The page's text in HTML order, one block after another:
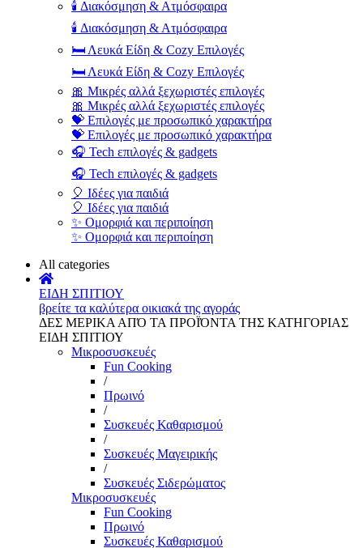
🕯️ Διακόσμηση & Ατμόσφαιρα
🕯️ Διακόσμηση & Ατμόσφαιρα
🛏️ Λευκά Είδη & Cozy Επιλογές
🛏️ Λευκά Είδη & Cozy Επιλογές
🎀 Μικρές αλλά ξεχωριστές επιλογές
🎀 Μικρές αλλά ξεχωριστές επιλογές
💝 Επιλογές με προσωπικό χαρακτήρα
💝 Επιλογές με προσωπικό χαρακτήρα
🎧 Tech επιλογές & gadgets
🎧 Tech επιλογές & gadgets
🎈 Ιδέες για παιδιά
🎈 Ιδέες για παιδιά
✨ Ομορφιά και περιποίηση
✨ Ομορφιά και περιποίηση
All categories
ΕΙΔΗ ΣΠΙΤΙΟΥ
βρείτε τα καλύτερα οικιακά της αγοράς
ΔΕΣ ΜΕΡΙΚΑ ΑΠΌ ΤΑ ΠΡΟΪΌΝΤΑ ΤΗΣ ΚΑΤΗΓΟΡΙΑΣ
ΕΙΔΗ ΣΠΙΤΙΟΥ
Μικροσυσκευές
Fun Cooking
/
Πρωινό
/
Συσκευές Καθαρισμού
/
Συσκευές Μαγειρικής
/
Συσκευές Σιδερώματος
Μικροσυσκευές
Fun Cooking
Πρωινό
Συσκευές Καθαρισμού